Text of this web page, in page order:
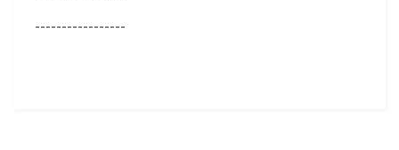
-----------------